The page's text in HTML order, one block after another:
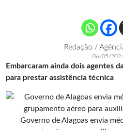
Redação /
06/05/
Embarcaram ainda dois agentes
para prestar assistência técnica
Governo de Alagoas envia